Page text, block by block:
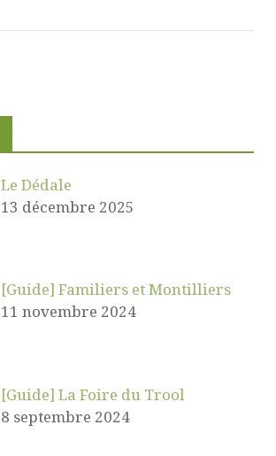
Le Dédale
13 décembre 2025
[Guide] Familiers et Montilliers
11 novembre 2024
[Guide] La Foire du Trool
8 septembre 2024